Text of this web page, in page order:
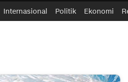
Internasional Politik Ekonomi